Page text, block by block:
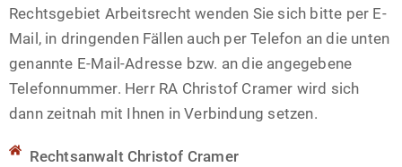
Rechtsgebiet Arbeitsrecht wenden Sie sich bitte per E-
Mail, in dringenden Fällen auch per Telefon an die unten
genannte E-Mail-Adresse bzw. an die angegebene
Telefonnummer. Herr RA Christof Cramer wird sich
dann zeitnah mit Ihnen in Verbindung setzen.
Rechtsanwalt Christof Cramer